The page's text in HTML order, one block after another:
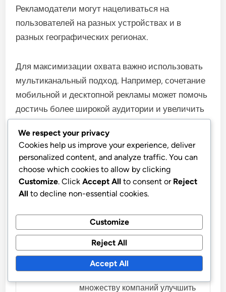
Рекламодатели могут нацеливаться на
пользователей на разных устройствах и в
разных географических регионах.
Для максимизации охвата важно использовать
мультиканальный подход. Например, сочетание
мобильной и десктопной рекламы может помочь
достичь более широкой аудитории и увеличить
общую эффективность рекламной кампании.
Кирилл Семёнов - опытный
специалист в области
обслуживания веб-сайтов. Он
начал свою карьеру в 2010
году и с тех пор помог
множеству компаний улучшить
We respect your privacy
Cookies help us improve your experience, deliver
personalized content, and analyze traffic. You can
choose which cookies to allow by clicking
Customize. Click Accept All to consent or Reject
All to decline non-essential cookies.
Customize
Reject All
Accept All